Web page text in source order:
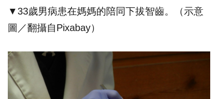
▼33歲男病患在媽媽的陪同下拔智齒。（示意
圖／翻攝自Pixabay）